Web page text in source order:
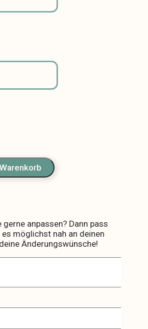
anpassen? Dann pass
möglichst nah an deinen
Änderungswünsche!